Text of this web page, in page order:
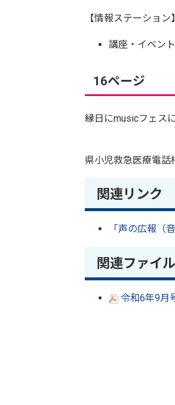
【情報ステーション】
講座・イベン
16ページ
縁日にmusicフェス
県小児救急医療電
関連リンク
「声の広報（
関連ファイル
令和6年9月